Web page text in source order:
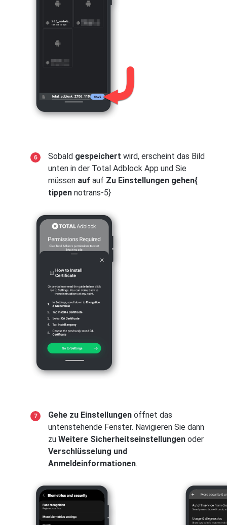
Sobald gespeichert wird, erscheint das Bild
unten in der Total Adblock App und Sie
müssen auf auf Zu Einstellungen gehen{
tippen notrans-5}
Gehe zu Einstellungen öffnet das
untenstehende Fenster. Navigieren Sie dann
zu Weitere Sicherheitseinstellungen oder
Verschlüsselung und
Anmeldeinformationen.